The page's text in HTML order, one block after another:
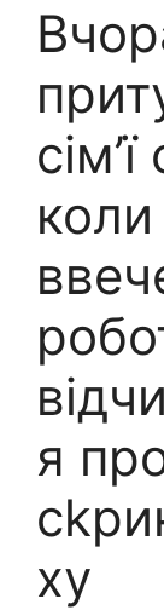
коли
я
ху